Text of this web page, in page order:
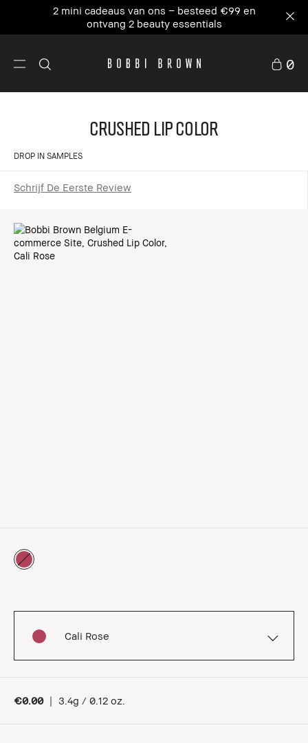
2 mini cadeaus van ons – besteed €99 en
ontvang 2 beauty essentials
0
Crushed Lip Color
DROP IN SAMPLES
Schrijf De Eerste Review
Cali Rose
€0.00 | 3.4g / 0.12 oz.